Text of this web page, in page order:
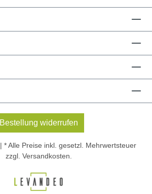
Bestellung widerrufen
Alle Preise inkl. gesetzl. Mehrwertsteuer
zzgl. Versandkosten